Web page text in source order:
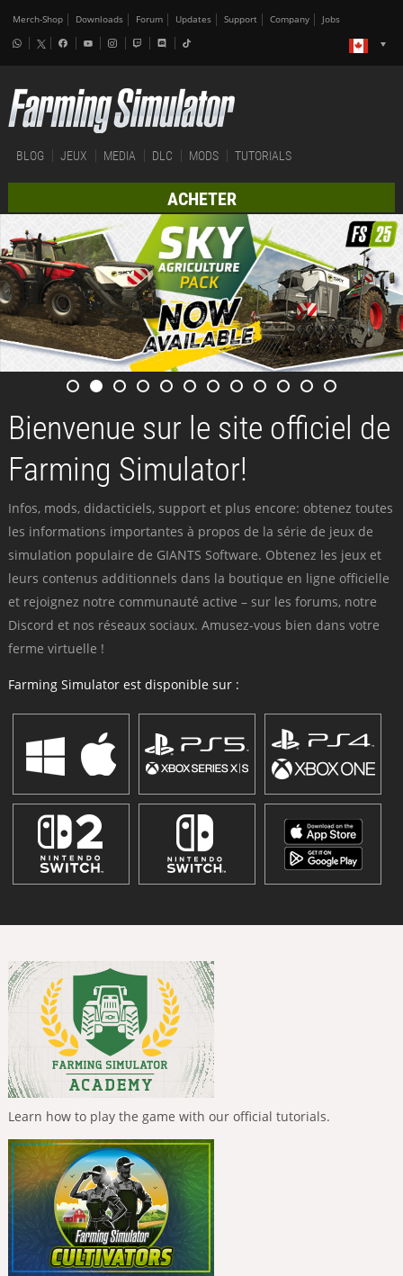
Merch-Shop Downloads Forum Updates Support Company Jobs
BLOG JEUX MEDIA DLC MODS TUTORIALS
ACHETER
Bienvenue sur le site officiel de
Farming Simulator!
Infos, mods, didacticiels, support et plus encore: obtenez toutes
les informations importantes à propos de la série de jeux de
simulation populaire de GIANTS Software. Obtenez les jeux et
leurs contenus additionnels dans la boutique en ligne officielle
et rejoignez notre communauté active – sur les forums, notre
Discord et nos réseaux sociaux. Amusez-vous bien dans votre
ferme virtuelle !
Farming Simulator est disponible sur :
Learn how to play the game with our official tutorials.